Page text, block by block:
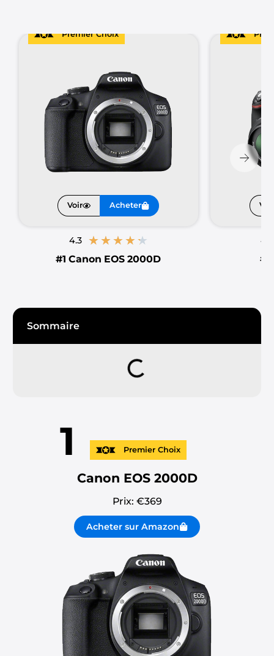
remarquable et fonctionnalités modernes.
votre créativité ouun futur photographe en
quête de votre premier appareil
notre sélection des meilleurs appareils photo
pour débutants, parfaits pour faire vos premiers
pas sans compromis sur la qualité.
Premier Choix
Voir Acheter
4.3 ★★★★★
#1Canon EOS 2000D
Voir
4.5
Sommaire
1 Premier Choix
Canon EOS 2000D
Prix: €369
Acheter sur Amazon